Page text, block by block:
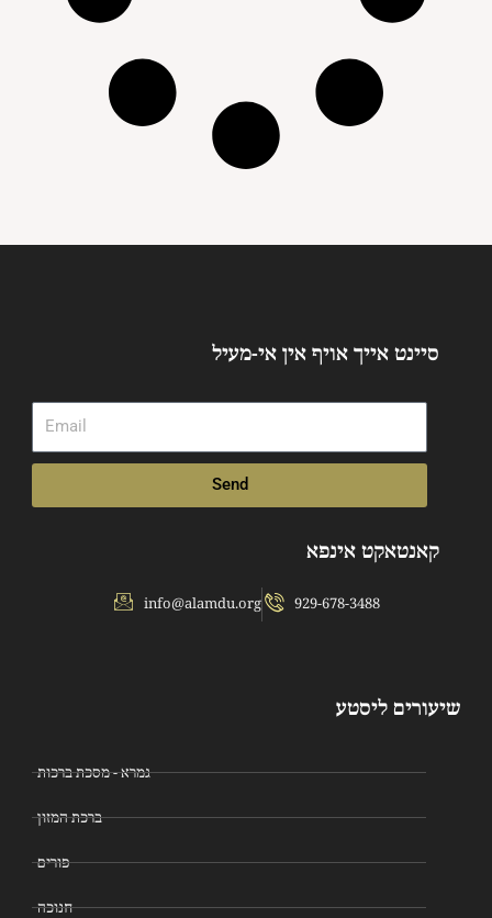
סיינט אייך אויף אין אי-מעיל
Email
Send
קאנטאקט אינפא
info@alamdu.org 929-678-3488
שיעורים ליסטע
גמרא - מסכת ברכות
ברכת המזון
פורים
חנוכה